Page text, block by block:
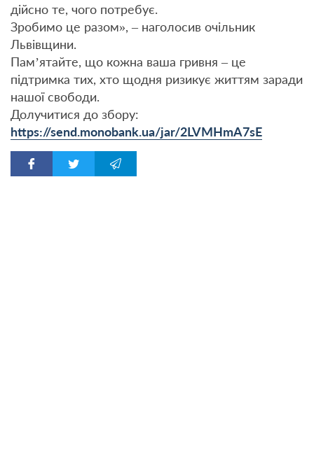
дійсно те, чого потребує.
Зробимо це разом», – наголосив очільник
Львівщини.
Пам’ятайте, що кожна ваша гривня – це
підтримка тих, хто щодня ризикує життям заради
нашої свободи.
Долучитися до збору:
https://send.monobank.ua/jar/2LVMHmA7sE